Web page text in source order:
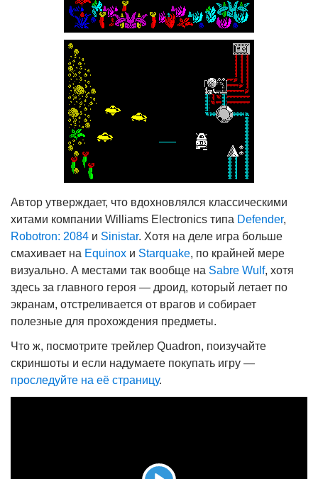
Автор утверждает, что вдохновлялся классическими
хитами компании Williams Electronics типа Defender,
Robotron: 2084 и Sinistar. Хотя на деле игра больше
смахивает на Equinox и Starquake, по крайней мере
визуально. А местами так вообще на Sabre Wulf, хотя
здесь за главного героя — дроид, который летает по
экранам, отстреливается от врагов и собирает
полезные для прохождения предметы.
Что ж, посмотрите трейлер Quadron, поизучайте
скриншоты и если надумаете покупать игру —
проследуйте на её страницу.